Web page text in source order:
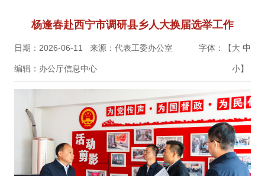
杨逢春赴西宁市调研县乡人大换届选举工作
日期：2026-06-11 来源：代表工委办公室
编辑：办公厅信息中心
字体：【大 中
小】